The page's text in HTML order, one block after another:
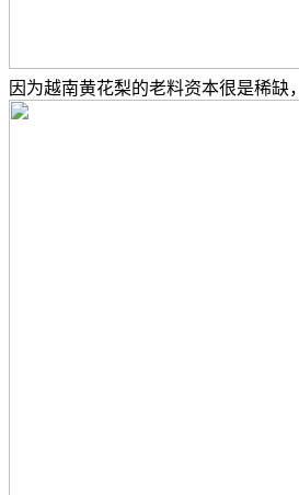
因为越南黄花梨的老料资本很是稀缺，